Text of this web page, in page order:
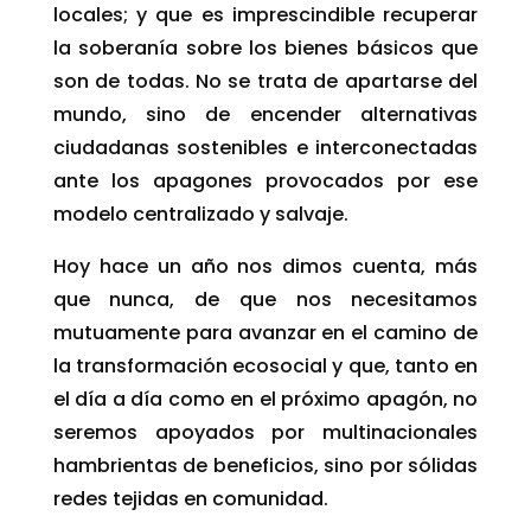
locales; y que es imprescindible recuperar
la soberanía sobre los bienes básicos que
son de todas. No se trata de apartarse del
mundo, sino de encender alternativas
ciudadanas sostenibles e interconectadas
ante los apagones provocados por ese
modelo centralizado y salvaje.
Hoy hace un año nos dimos cuenta, más
que nunca, de que nos necesitamos
mutuamente para avanzar en el camino de
la transformación ecosocial y que, tanto en
el día a día como en el próximo apagón, no
seremos apoyados por multinacionales
hambrientas de beneficios, sino por sólidas
redes tejidas en comunidad.